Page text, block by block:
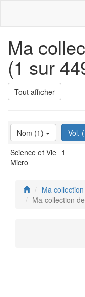
Ma
(1 sur
Tout afficher
Nom (1) Vol.
Science et Vie
Micro
1
Ma collection
Ma collection